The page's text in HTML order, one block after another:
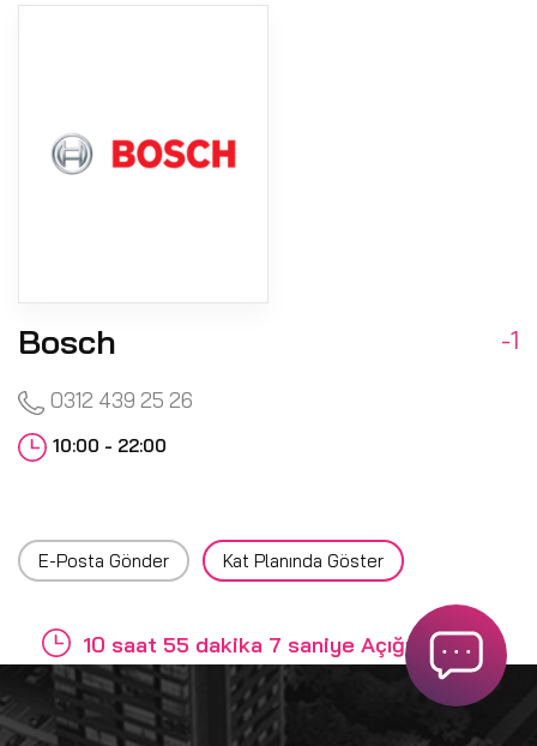
Bosch -1
0312 439 25 26
10:00 - 22:00
E-Posta Gönder Kat Planında Göster
10 saat 55 dakika 7 saniye Açığız